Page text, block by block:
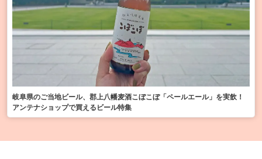
岐阜県のご当地ビール、郡上八幡麦酒こぼこぼ「ペールエール」を実飲！
アンテナショップで買えるビール特集